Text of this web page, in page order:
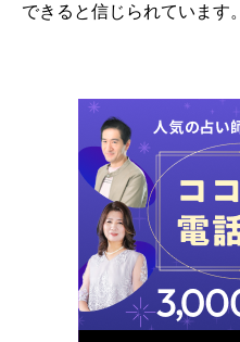
できると信じられています。